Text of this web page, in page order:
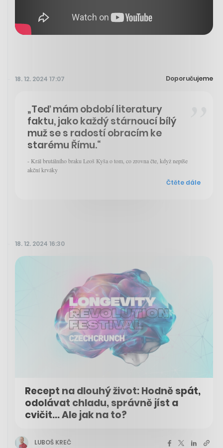
18. 12. 2024 17:07 Doporučujeme
„Teď mám období literatury
faktu, jako každý stárnoucí bílý
muž se s radostí obracím ke
starému Římu.“
- Král brutálního braku Leoš Kyša o tom, co zrovna čte, když nepíše
akční krváky
Čtěte dále
18. 12. 2024 16:30
Recept na dlouhý život: Hodně spát,
odolávat chladu, správně jíst a
cvičit... Ale jak na to?
LUBOŠ KREČ